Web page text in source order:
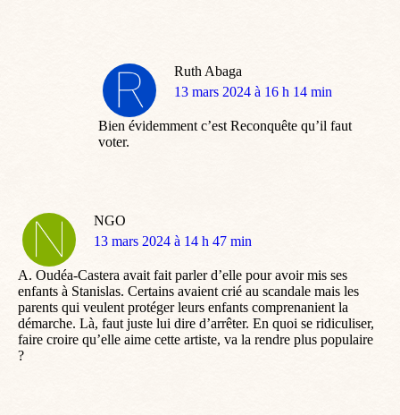
Ruth Abaga
dit
13 mars 2024 à 16 h 14 min
Bien évidemment c’est Reconquête qu’il faut
voter.
NGO
dit
13 mars 2024 à 14 h 47 min
A. Oudéa-Castera avait fait parler d’elle pour avoir mis ses
enfants à Stanislas. Certains avaient crié au scandale mais les
parents qui veulent protéger leurs enfants comprenanient la
démarche. Là, faut juste lui dire d’arrêter. En quoi se ridiculiser,
faire croire qu’elle aime cette artiste, va la rendre plus populaire
?